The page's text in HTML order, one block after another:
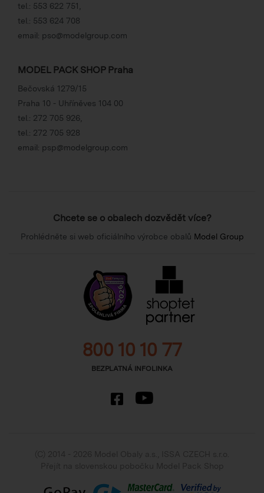
tel.: 553 622 751
tel.: 553 624 708
email: pso@modelgroup.com
MODEL PACK SHOP Praha
Bečovská 1279/15
Praha 10 - Uhříněves 104 00
tel.: 272 705 926
tel.: 272 705 928
email: psp@modelgroup.com
Chcete se o obalech dozvědět více?
Prohlédněte si web oficiálního výrobce obalů Model Group
800 10 10 77
BEZPLATNÁ INFOLINKA